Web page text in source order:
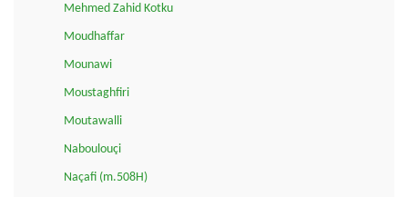
Mehmed Zahid Kotku
Moudhaffar
Mounawi
Moustaghfiri
Moutawalli
Naboulouçi
Naçafi (m.508H)